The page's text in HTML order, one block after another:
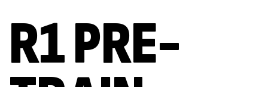
R1 PRE-